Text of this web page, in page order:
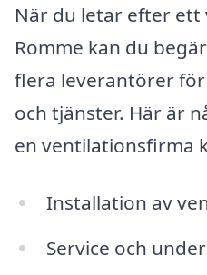
När du letar efter
Romme kan du
flera leverantörer
och tjänster. Här är
en ventilationsfirma
Installation av
Service och